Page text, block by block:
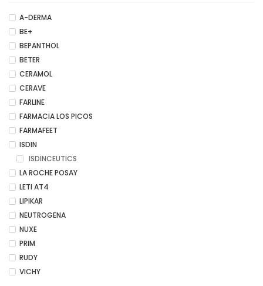
A-DERMA
BE+
BEPANTHOL
BETER
CERAMOL
CERAVE
FARLINE
FARMACIA LOS PICOS
FARMAFEET
ISDIN
ISDINCEUTICS
LA ROCHE POSAY
LETI AT4
LIPIKAR
NEUTROGENA
NUXE
PRIM
RUDY
VICHY